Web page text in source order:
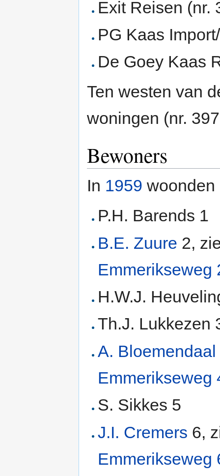
Exit Reisen (nr.
PG Kaas
De Goey Kaas
Ten westen van
woningen (nr.
Bewoners
In 1959 woonden
P.H. Barends 1
B.E. Zuure 2,
Emmerikseweg
H.W.J.
Th.J. Lukkezen
A. Bloemendaal
Emmerikseweg
S. Sikkes 5
J.I. Cremers 6,
Emmerikseweg